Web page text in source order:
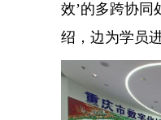
效’的多跨协同
绍，边为学员